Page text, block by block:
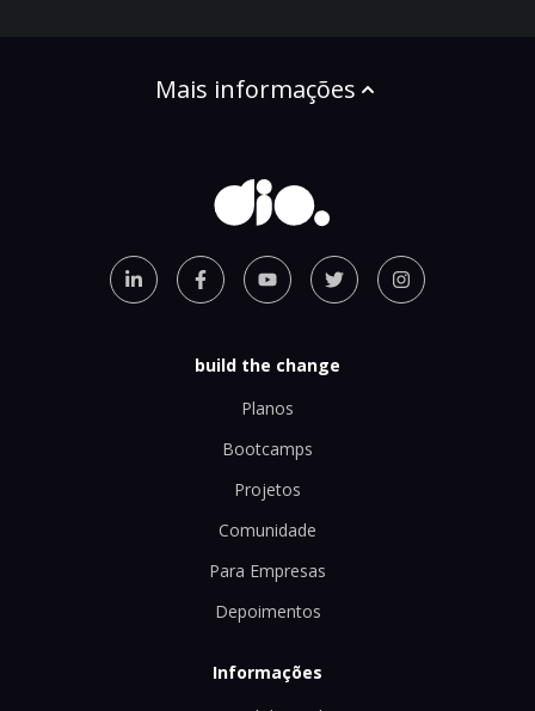
Mais informações
build the change
Planos
Bootcamps
Projetos
Comunidade
Para Empresas
Depoimentos
Informações